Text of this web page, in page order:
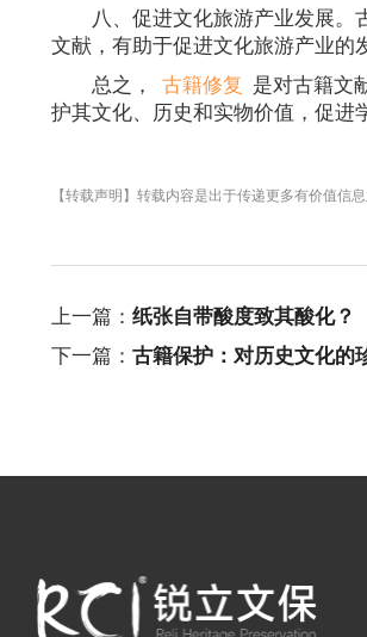
八、促进文化旅游产业发展
文献，有助于促进文化旅游产业的
总之，
古籍修复 是对古籍文
护其文化、历史和实物价值，促进
【转载声明】转载内容是出于传递更多有价值信
上一篇：纸张自带酸度致其酸化？
下一篇：古籍保护：对历史文化的